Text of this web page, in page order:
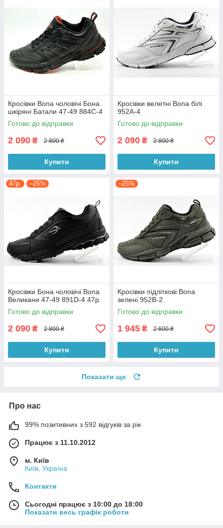
Кросівки Bona чоловічі Бона
шкіряні Батали 47-49 884C-4
Готово до відправки
2 090 ₴ 2 800 ₴
Купити
Кросівки велетні Bona білі
952A-4
Готово до відправки
2 090 ₴ 2 800 ₴
Купити
47р. –25%
Кросівки Бона чоловічі Bona
Великани 47-49 891D-4 47р.
Готово до відправки
2 090 ₴ 2 800 ₴
Купити
–25%
Кросівки підліткові Bona
зелені 952B-2
Готово до відправки
1 945 ₴ 2 600 ₴
Купити
Показати ще
Про нас
99% позитивних з 592 відгуків за рік
Працює з 11.10.2012
м. Київ
Київ, Україна
Контакти
Сьогодні працює з 10:00 до 18:00
Показати весь графік роботи